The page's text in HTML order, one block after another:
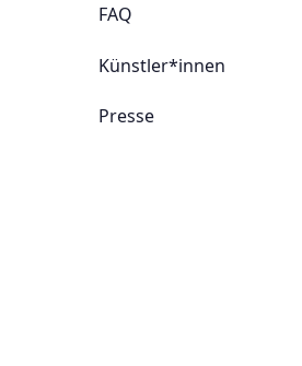
FAQ
Künstler*innen
Presse